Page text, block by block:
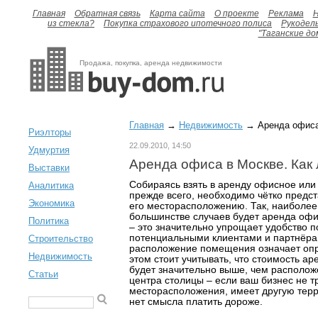
Главная Обратная связь Карта сайта О проекте Реклама
из стекла?
Покупка страхового ипотечного полиса
"Таганские
Продажа, покупка, аренда недвижимости
Риэлторы
Удмуртия
Выставки
Аналитика
Экономика
Политика
Строительство
Недвижимость
Статьи
Главная → Недвижимость → Аренда
22.09.2010, 14:50
Аренда офиса в Москве. Как
Собираясь взять в аренду офисное
прежде всего, необходимо чётко
его месторасположению. Так,
большинстве случаев будет аренда
– это значительно упрощает удобство
потенциальными клиентами и
расположение помещения означает
этом стоит учитывать, что стоимость
будет значительно выше, чем
центра столицы – если ваш бизнес не
месторасположения, имеет другую
нет смысла платить дороже.